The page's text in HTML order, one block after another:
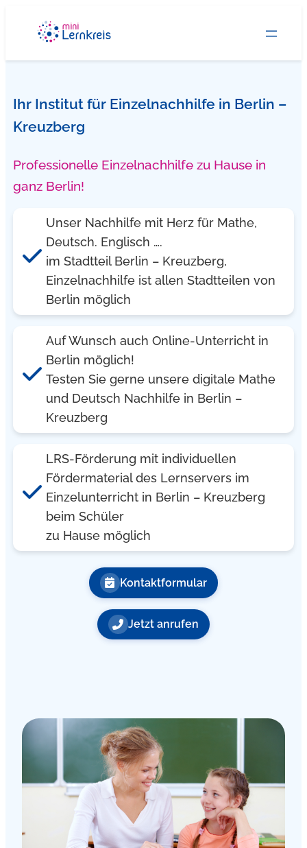
springen
Ihr Institut für Einzelnachhilfe in Berlin –
Kreuzberg
Professionelle Einzelnachhilfe zu Hause in
ganz Berlin!
Unser Nachhilfe mit Herz für Mathe,
Deutsch. Englisch ….
im Stadtteil Berlin – Kreuzberg,
Einzelnachhilfe ist allen Stadtteilen von
Berlin möglich
Auf Wunsch auch Online-Unterricht in
Berlin möglich!
Testen Sie gerne unsere digitale Mathe
und Deutsch Nachhilfe in Berlin –
Kreuzberg
LRS-Förderung mit individuellen
Fördermaterial des Lernservers im
Einzelunterricht in Berlin – Kreuzberg
beim Schüler
zu Hause möglich
Kontaktformular
Jetzt anrufen